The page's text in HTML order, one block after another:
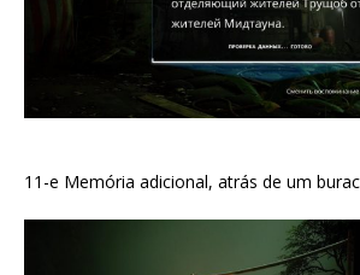
11-e Memória adicional, atrás de um